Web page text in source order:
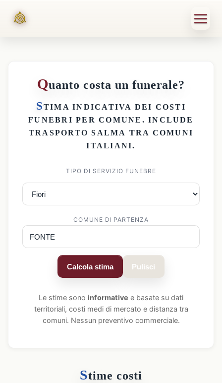
Quanto costa un funerale?
STIMA INDICATIVA DEI COSTI
FUNEBRI PER COMUNE . INCLUDE
TRASPORTO SALMA TRA COMUNI
ITALIANI.
TIPO DI SERVIZIO FUNEBRE
COMUNE DI PARTENZA
Calcola stima Pulisci
Le stime sono informative e basate su dati
territoriali, costi medi di mercato e distanza tra
comuni. Nessun preventivo commerciale.
Stime costi